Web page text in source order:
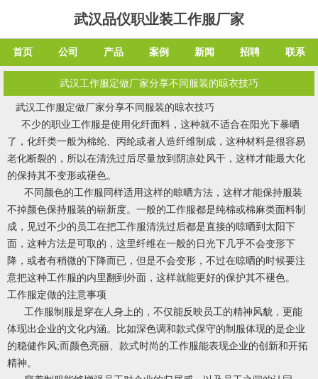
武汉品仪职业装工作服厂家
首页 公司 产品 案例 新闻 招聘 联系
武汉工作服定做厂家分享不同服装的晾衣技巧
武汉工作服定做厂家分享不同服装的晾衣技巧
不少的职业工作服是使用化纤面料，这种就不适合在阳光下暴晒
了，化纤类一般为棉纶、丙纶或者人造纤维制成，这种材料是很容易
老化断裂的，所以在清洗过后尽量放到阴凉处风干，这样才能最大化
的保持其不变形或褪色。
不同颜色的工作服同样适用这样的晾晒方法，这样才能保持服装
不掉颜色保持服装的崭新度。一般的工作服都是纯棉或棉麻类面料制
成，见过不少的员工在把工作服清洗过后都是直接的晾晒到太阳下
面，这种方法是可取的，这里纤维在一般的日光下几乎不会变形下
降，或者有稍微的下降而已，但是不会变形，不过在晾晒的时候要注
意把这种工作服的内里翻到外面，这样就能更好的保护其不褪色。
工作服定做的注意事项
工作服制服是穿在人身上的，不仅能反映员工的精神风貌，更能
体现出企业的文化内涵。比如深色调和款式保守的制服体现的是企业
的稳健作风;而颜色亮丽、款式时尚的工作服能表现企业的创新和开拓
精神。